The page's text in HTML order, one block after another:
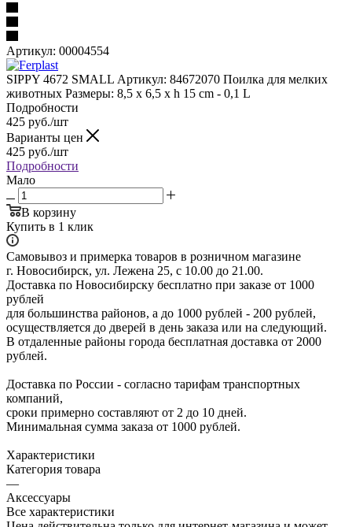
Артикул: 00004554
SIPPY 4672 SMALL Артикул: 84672070 Поилка для мелких
животных Размеры: 8,5 x 6,5 x h 15 cm - 0,1 L
Подробности
425 руб./шт
Варианты цен
425 руб./шт
Подробности
Мало
В корзину
Купить в 1 клик
Самовывоз и примерка товаров в розничном магазине
г. Новосибирск, ул. Лежена 25, с 10.00 до 21.00.
Доставка по Новосибирску бесплатно при заказе от 1000
рублей
для большинства районов, а до 1000 рублей - 200 рублей,
осуществляется до дверей в день заказа или на следующий.
В отдаленные районы города бесплатная доставка от 2000
рублей.
Доставка по России - согласно тарифам транспортных
компаний,
сроки примерно составляют от 2 до 10 дней.
Минимальная сумма заказа от 1000 рублей.
Характеристики
Категория товара
—
Аксессуары
Все характеристики